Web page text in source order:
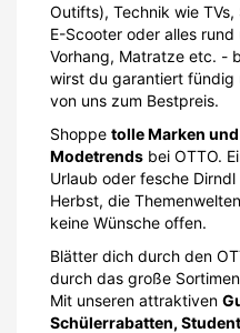
Outifts), Technik wie
E-Scooter oder alles
Vorhang, Matratze etc. -
wirst du garantiert fündig
von uns zum Bestpreis.
Shoppe tolle Marken
Modetrends bei OTTO.
Urlaub oder fesche
Herbst, die
keine Wünsche offen.
Blätter dich durch den
durch das große
Mit unseren attraktiven
Schülerrabatten,